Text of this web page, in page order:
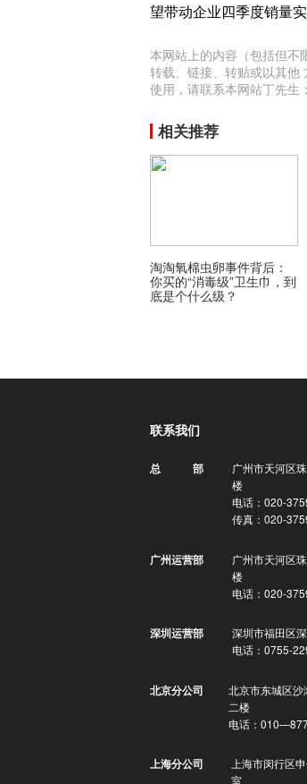
望带动企业四季度销量实
本网站上的内容（包括但不
转载、链接、转贴或以其他
使用，请联系本网站丁先生
相关推荐
淘淘氧棉虫卵事件背后：
你买的“消毒级”卫生巾，到
底是个什么级？
联系我们
总 部
广州市天河区
楼
电话：020-
传真：020-
广州运营部
广州市天河区
楼
电话：020-
深圳运营部
深圳市福田区
电话：0755-
北京分公司
北京市东城区
二楼
电话：
上海分公司
上海市闵行区
室